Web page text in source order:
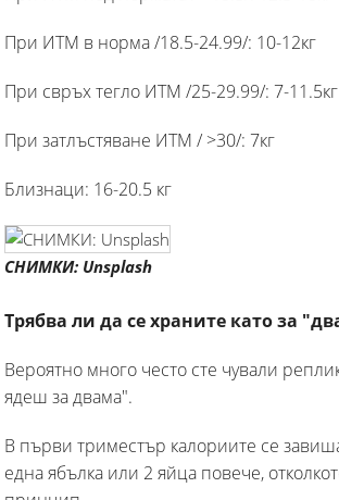
При ИТМ в норма /18.5-24.99/: 10-12кг
При свръх тегло ИТМ /25-29.99/: 7-11.5кг
При затлъстяване ИТМ / >30/: 7кг
Близнаци: 16-20.5 кг
СНИМКИ: Unsplash
Трябва ли да се храните като за
Вероятно много често сте чували
ядеш за двама".
В първи триместър калориите се
една ябълка или 2 яйца повече,